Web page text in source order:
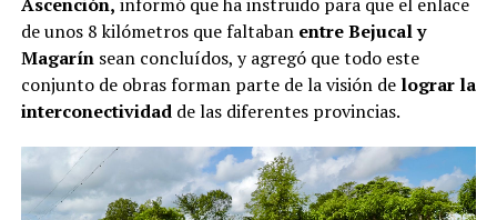
de unos 8 kilómetros que faltaban entre Bejucal y
Magarínsean concluídos, y agregó que todo este
conjunto de obras forman parte de la visión de lograr la
interconectividadde las diferentes provincias.